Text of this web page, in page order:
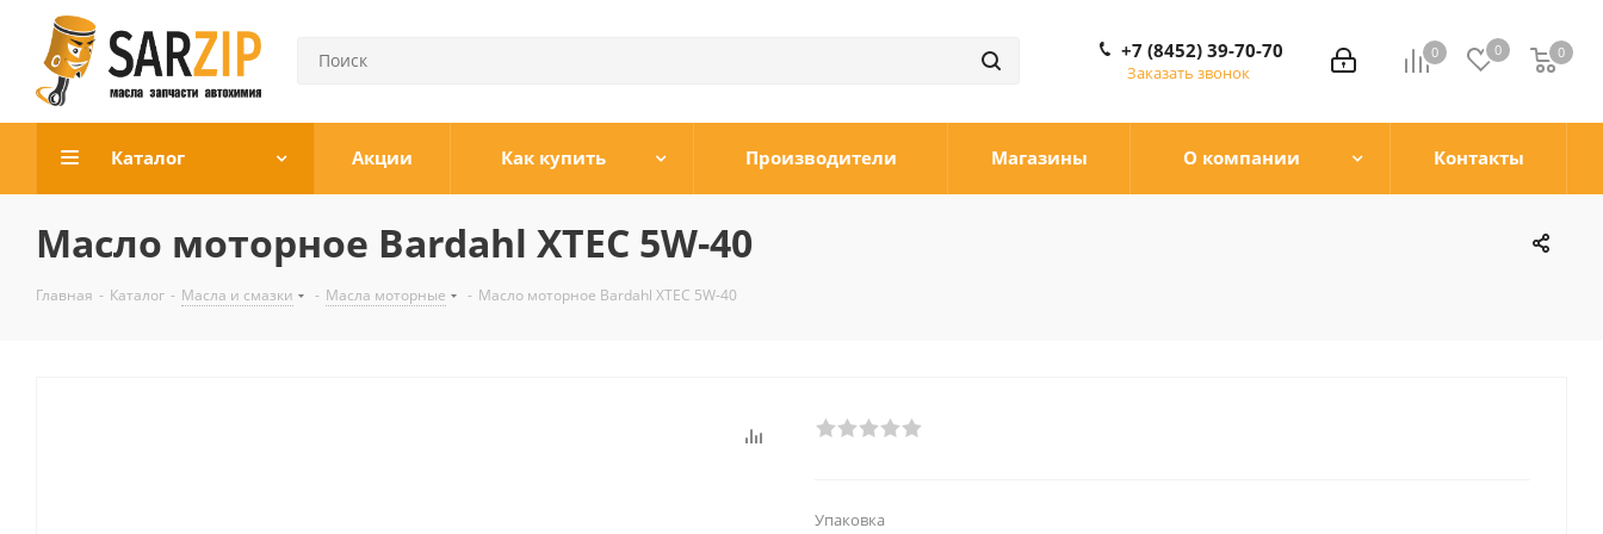
0 0 0
0
+7 (8452) 39-70-70
Заказать звонок
Каталог Акции Как купить Производители Магазины О компании Контакты
Масло моторное Bardahl XTEC 5W-40
Главная - Каталог - Масла и смазки - Масла моторные - Масло моторное Bardahl XTEC 5W-40
Упаковка